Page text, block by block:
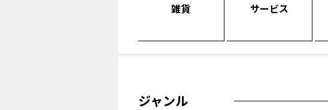
雑貨 サービス
ジャンル